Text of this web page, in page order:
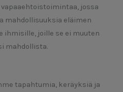
jossa
mahdollisuuksia eläimen
ihmisille, joille se ei muuten
mahdollista.
tapahtumia, keräyksiä ja